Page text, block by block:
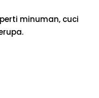
minuman, cuci